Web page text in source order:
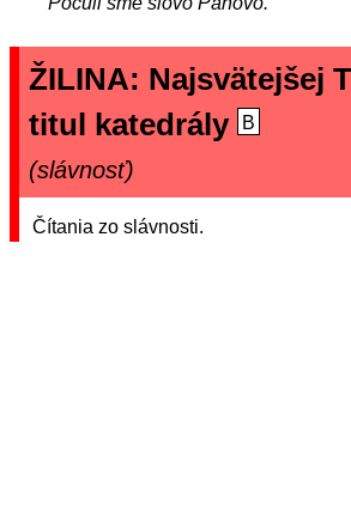
ŽILINA: Najsvätejšej
titul katedrály
B
(slávnosť)
Čítania zo slávnosti.